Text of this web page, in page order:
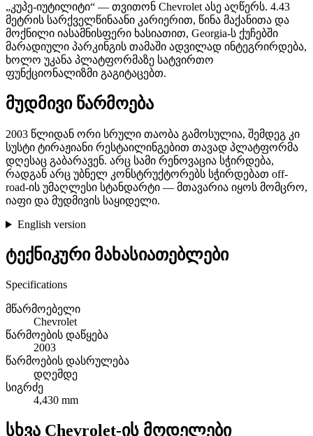
„კუპე-იუტილიტი“ — თვითონ Chevrolet ასე აღწერს. 4.43
მეტრის სარქველწინაანი კარიერით, წინა მაქანითა და
მოქნილი იასამნისფერი ხასიათით, Georgia-ს ქუჩებში
მარადიული პარკინგის თამაში ადვილად ინტეგრირდება,
ხოლო უკანა პლატფორმაზე სატვირთო
ფუნქციონალიზმი გაგიტაცებთ.
მუდმივი წარმოება
2003 წლიდან ორი სრული თაობა გამოსულია, შემდეგ კი
სუსტი ტირაჟიანი რესტაილინგებით თავად პლატფორმა
დღესაც გაბარავენ. არც სამი რენოვაცია სჭირდება,
რადგან არც უბნელ კონსტრუქტორებს სჭირდებათ off-
road-ის უმაღლესი სტანდარტი — მთავარია იყოს მომცრო,
იაფი და მუდმივის საყიდელი.
English version
ტექნიკური მახასიათებლები
Specifications
მწარმოებელი
Chevrolet
წარმოების დაწყება
2003
წარმოების დასრულება
დღემდე
სიგრძე
4,430 mm
სხვა Chevrolet-ის მოდელები